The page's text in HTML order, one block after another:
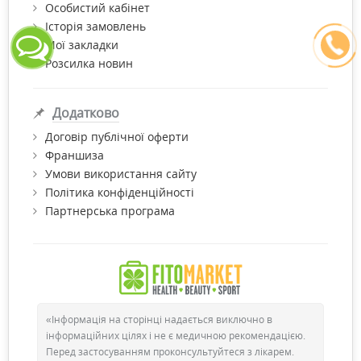
Особистий кабінет
Історія замовлень
Мої закладки
Розсилка новин
Додатково
Договір публічної оферти
Франшиза
Умови використання сайту
Політика конфіденційності
Партнерська програма
«Інформація на сторінці надається виключно в
інформаційних цілях і не є медичною рекомендацією.
Перед застосуванням проконсультуйтеся з лікарем.